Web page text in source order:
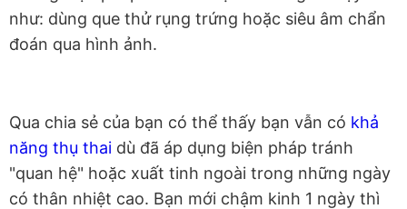
như: dùng que thử rụng trứng hoặc siêu âm chẩn
đoán qua hình ảnh.
Qua chia sẻ của bạn có thể thấy bạn vẫn có khả
năng thụ thai dù đã áp dụng biện pháp tránh
"quan hệ" hoặc xuất tinh ngoài trong những ngày
có thân nhiệt cao. Bạn mới chậm kinh 1 ngày thì